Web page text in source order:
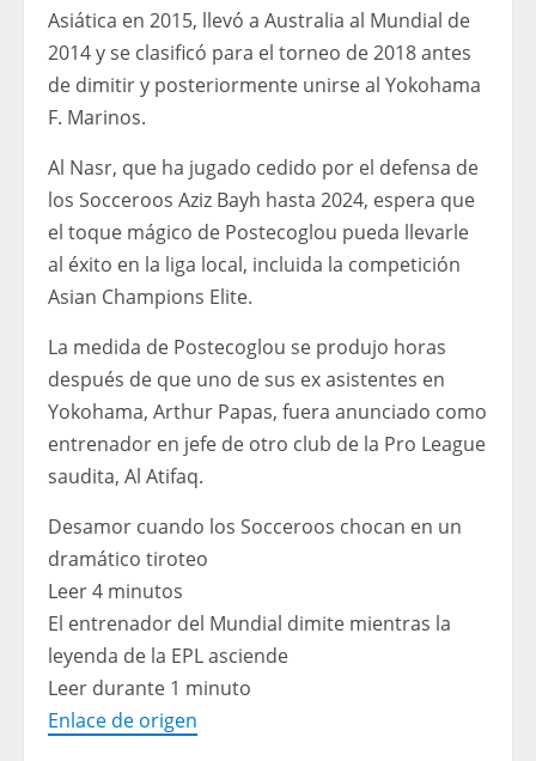
Asiática en 2015, llevó a Australia al Mundial de
2014 y se clasificó para el torneo de 2018 antes
de dimitir y posteriormente unirse al Yokohama
F. Marinos.
Al Nasr, que ha jugado cedido por el defensa de
los Socceroos Aziz Bayh hasta 2024, espera que
el toque mágico de Postecoglou pueda llevarle
al éxito en la liga local, incluida la competición
Asian Champions Elite.
La medida de Postecoglou se produjo horas
después de que uno de sus ex asistentes en
Yokohama, Arthur Papas, fuera anunciado como
entrenador en jefe de otro club de la Pro League
saudita, Al Atifaq.
Desamor cuando los Socceroos chocan en un
dramático tiroteo
Leer 4 minutos
El entrenador del Mundial dimite mientras la
leyenda de la EPL asciende
Leer durante 1 minuto
Enlace de origen